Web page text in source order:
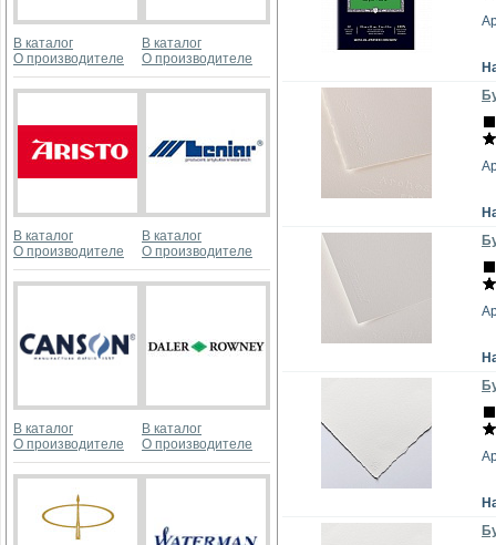
В каталог
О производителе
В каталог
О производителе
В каталог
О производителе
В каталог
О производителе
В каталог
О производителе
В каталог
О производителе